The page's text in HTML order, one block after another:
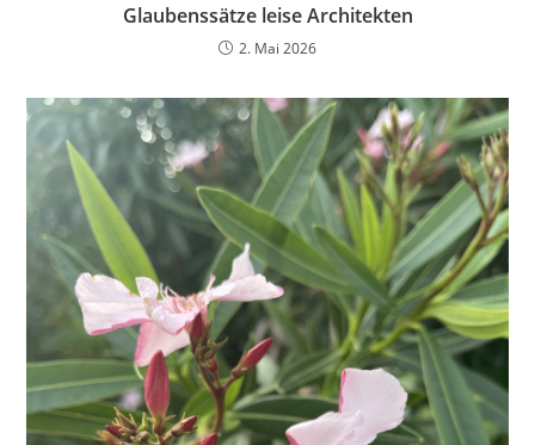
Glaubenssätze leise Architekten
2. Mai 2026